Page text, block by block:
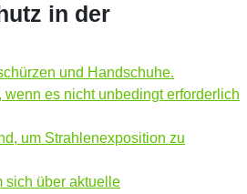
in der
und Handschuhe.
es nicht unbedingt erforderlich
um Strahlenexposition zu
sich über aktuelle